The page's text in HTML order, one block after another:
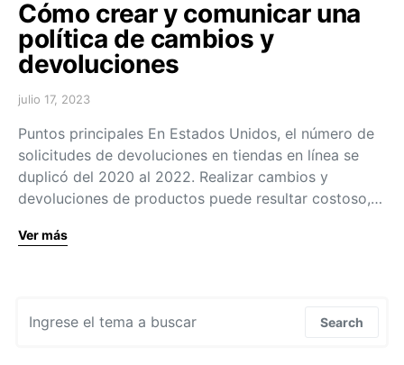
Cómo crear y comunicar una
política de cambios y
devoluciones
julio 17, 2023
Puntos principales En Estados Unidos, el número de
solicitudes de devoluciones en tiendas en línea se
duplicó del 2020 al 2022. Realizar cambios y
devoluciones de productos puede resultar costoso,…
Ver más
Search